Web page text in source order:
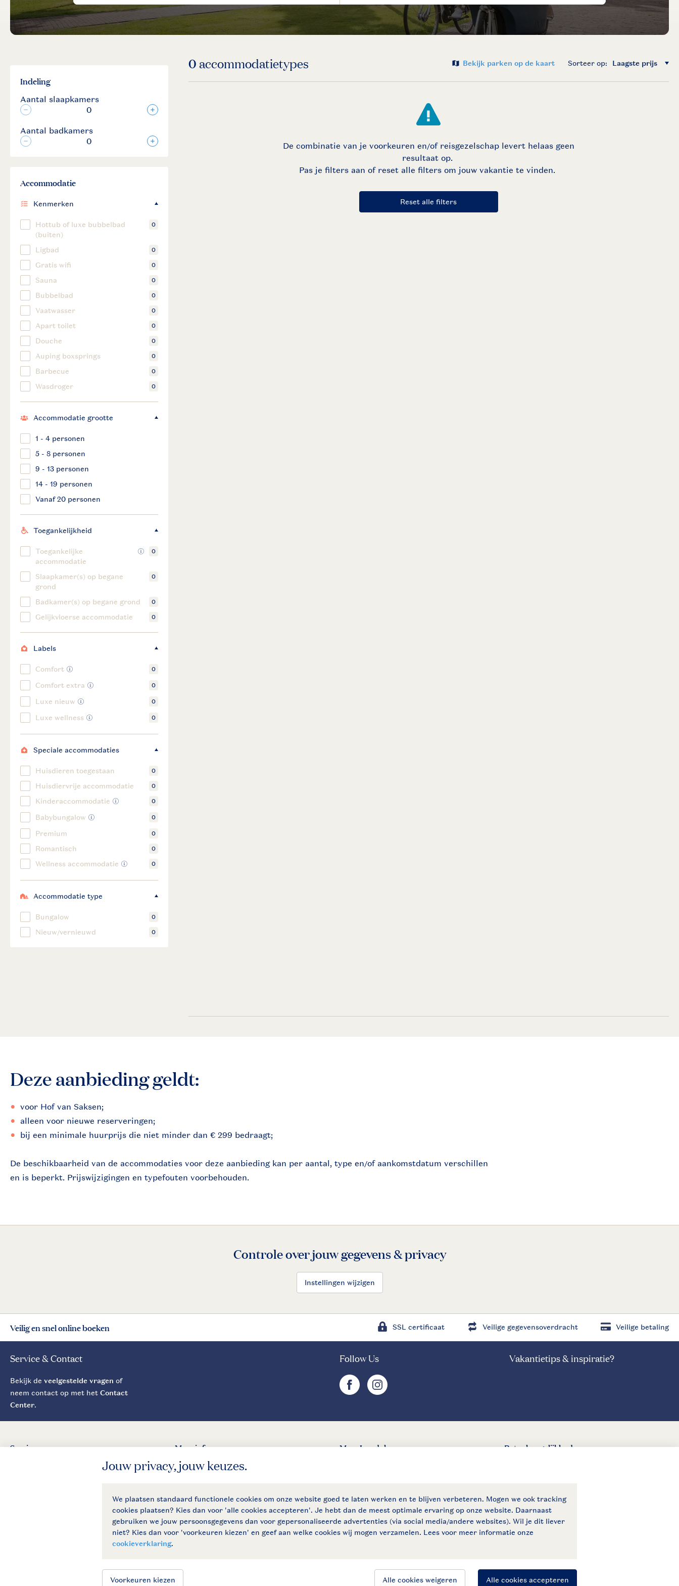
Bekijk parken op de kaart Sorteer op:
Deze aanbieding geldt:
voor Hof van Saksen;
alleen voor nieuwe reserveringen;
bij een minimale huurprijs die niet minder dan € 299 bedraagt;
De beschikbaarheid van de accommodaties voor deze aanbieding kan per aantal, type en/of aankomstdatum verschillen
en is beperkt. Prijswijzigingen en typefouten voorbehouden.
Controle over jouw gegevens & privacy
Instellingen wijzigen
Veilig en snel online boeken SSL certificaat Veilige gegevensoverdracht Veilige betaling
Service & Contact
Bekijk de veelgestelde vragen of
neem contact op met het Contact
Center.
Follow Us
facebookinstagram
Vakantietips & inspiratie?
Service Meer info
Nieuwsbrief
Duurzaamheid
Partnerprogramma
Meer Landal Betaalmogelijkheden